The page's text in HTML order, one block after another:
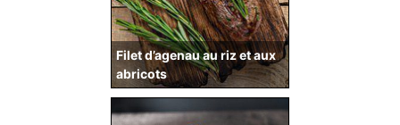
Filet d’agenau au riz et aux
abricots